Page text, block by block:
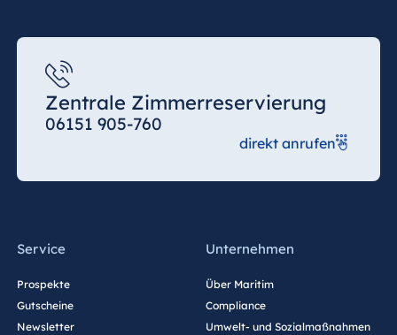
Zentrale Zimmerreservierung
06151 905-760
direkt anrufen
Service
Prospekte
Gutscheine
Newsletter
Unternehmen
Über Maritim
Compliance
Umwelt- und Sozialmaßnahmen